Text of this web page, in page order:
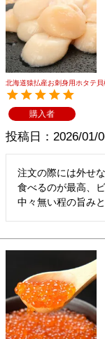
北海道猿払産お刺身用ホタテ
購入者
投稿日 2026/01/
注文の際には外せ
食べるのが最高、
中々無い程の旨み